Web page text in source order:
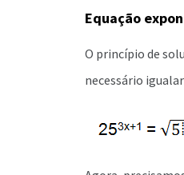
Equação
O princípio de
necessário